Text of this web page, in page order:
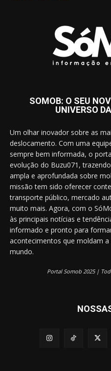
SOMOB: O SEU
UNIVERSO
Um olhar inovador sobre as
deslocamento. Com uma
sempre bem informada, o
evolução do Buzu071,
ampla e aprofundada sobre
missão tem sido oferecer
transporte público, mercado
muito mais. Agora, com o
às principais notícias e
informado e pronto para
acontecimentos que moldam
mundo.
Portal Somob 2025 |